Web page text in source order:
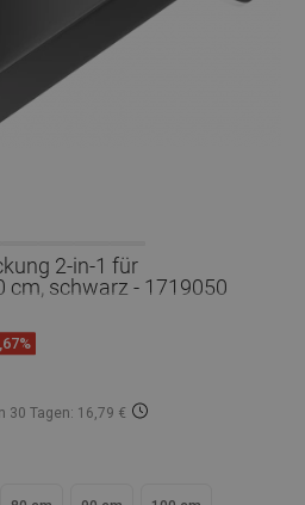
2-in-1 für
cm, schwarz - 1719050
30 Tagen: 16,79 €